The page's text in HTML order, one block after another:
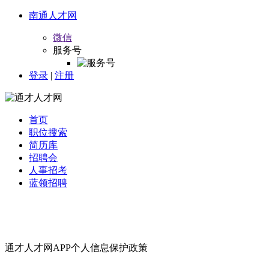
南通人才网
微信
服务号
登录 | 注册
首页
职位搜索
简历库
招聘会
人事招考
蓝领招聘
通才人才网APP个人信息保护政策